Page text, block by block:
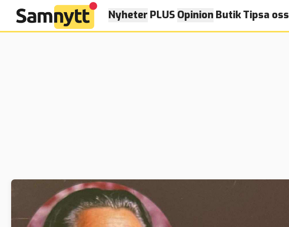
Nyheter PLUS Opinion ButikTipsa oss